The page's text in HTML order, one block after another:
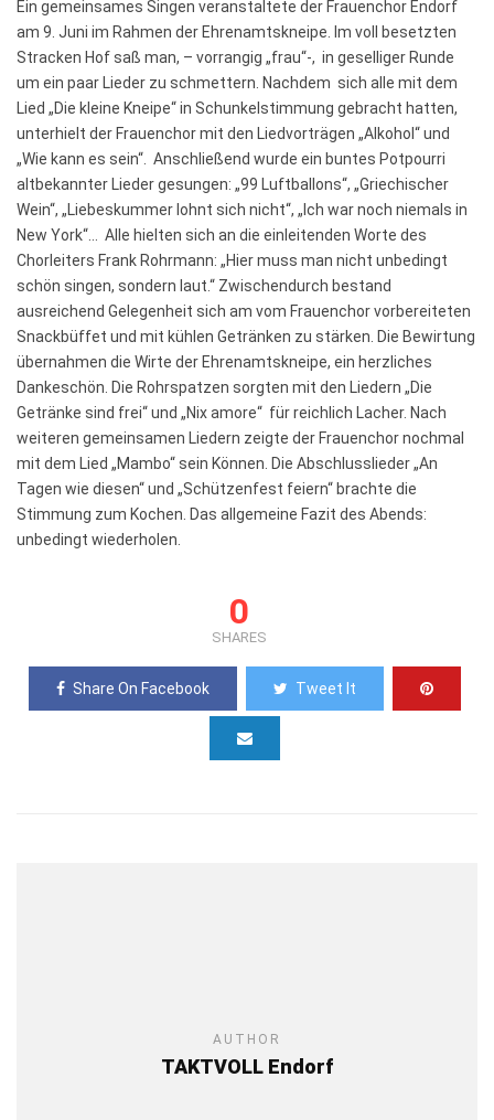
Ein gemeinsames Singen veranstaltete der Frauenchor Endorf
am 9. Juni im Rahmen der Ehrenamtskneipe. Im voll besetzten
Stracken Hof saß man, – vorrangig „frau“-, in geselliger Runde
um ein paar Lieder zu schmettern. Nachdem sich alle mit dem
Lied „Die kleine Kneipe“ in Schunkelstimmung gebracht hatten,
unterhielt der Frauenchor mit den Liedvorträgen „Alkohol“ und
„Wie kann es sein“. Anschließend wurde ein buntes Potpourri
altbekannter Lieder gesungen: „99 Luftballons“, „Griechischer
Wein“, „Liebeskummer lohnt sich nicht“, „Ich war noch niemals in
New York“… Alle hielten sich an die einleitenden Worte des
Chorleiters Frank Rohrmann: „Hier muss man nicht unbedingt
schön singen, sondern laut.“ Zwischendurch bestand
ausreichend Gelegenheit sich am vom Frauenchor vorbereiteten
Snackbüffet und mit kühlen Getränken zu stärken. Die Bewirtung
übernahmen die Wirte der Ehrenamtskneipe, ein herzliches
Dankeschön. Die Rohrspatzen sorgten mit den Liedern „Die
Getränke sind frei“ und „Nix amore“ für reichlich Lacher. Nach
weiteren gemeinsamen Liedern zeigte der Frauenchor nochmal
mit dem Lied „Mambo“ sein Können. Die Abschlusslieder „An
Tagen wie diesen“ und „Schützenfest feiern“ brachte die
Stimmung zum Kochen. Das allgemeine Fazit des Abends:
unbedingt wiederholen.
0
SHARES
Share On Facebook Tweet It
AUTHOR
TAKTVOLL Endorf